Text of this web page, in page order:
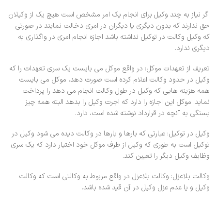
اگر نیاز به چند وکیل برای انجام یک امر مشخص است هیچ یک از وکیلان
حق ندارند که بدون دیگری یا دیگران در امری دخالت نمایند در صورتی
که وکیل وکالت در توکیل نداشته باشد اجازه انجام امری در واگذاری به
دیگری ندارد.
تعریف از تعهدات موکل: در واقع موکل می بایست یک سری تعهدات را که
وکیل در حدود وکالت اعلام کرده است صورت دهد، موکل می بایست
همه هزینه هایی که وکیل در طول وکالت انجام می دهد را پرداخت
نماید. موکل این اجازه را دارد که اجرت وکیل را بدهد البته همه چیز
بستگی به آنچه در قرارداد نوشته شده است، دارد.
وکیل در توکیل: عبارتی که بارها و بارها در وکالت دیده می شود وکیل در
توکیل است به طوری که وکیل از طرف موکل خود اختیار دارد که یک سری
وظایف وکیل دیگر را تعیین کند.
وکالت بلاعزل: وکالت بلاعزل در واقع مربوط به وکالتی است که وکالت
وکیل و یا عدم عزل وکیل در آن قید شده باشد.